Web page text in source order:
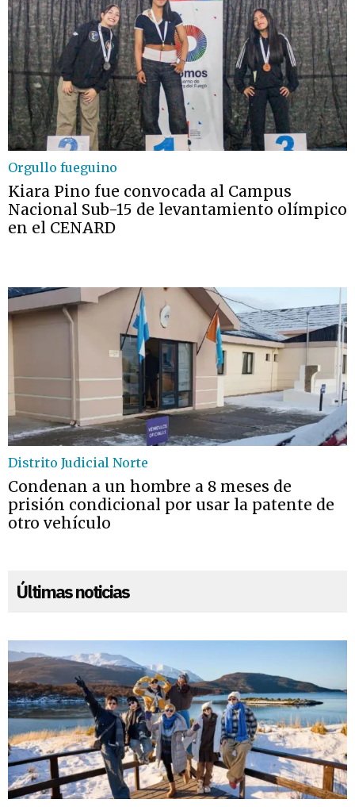
Orgullo fueguino
Kiara Pino fue convocada al Campus
Nacional Sub-15 de levantamiento olímpico
en el CENARD
Distrito Judicial Norte
Condenan a un hombre a 8 meses de
prisión condicional por usar la patente de
otro vehículo
Últimas noticias